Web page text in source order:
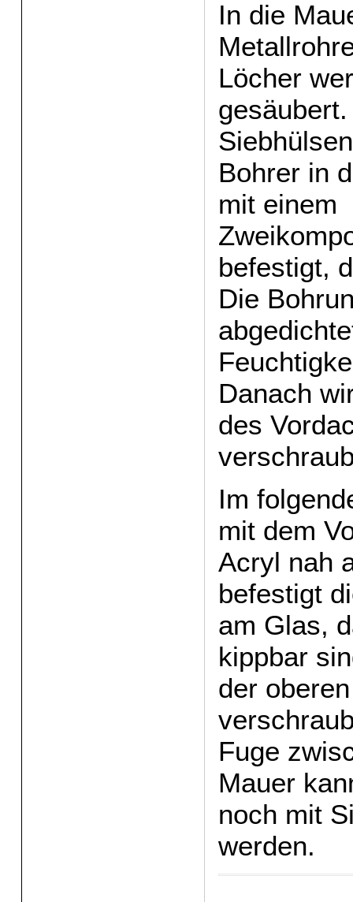
In die
Löcher
Bohrer in
mit einem
befestigt,
Die
Danach
des
Im
mit dem
Acryl nah
befestigt
am Glas,
kippbar
der
Fuge
Mauer
noch mit
werden.